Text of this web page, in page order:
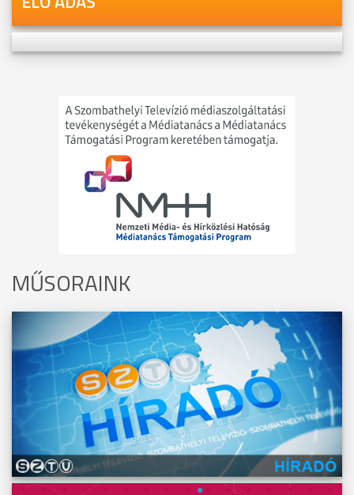
MŰSORAINK